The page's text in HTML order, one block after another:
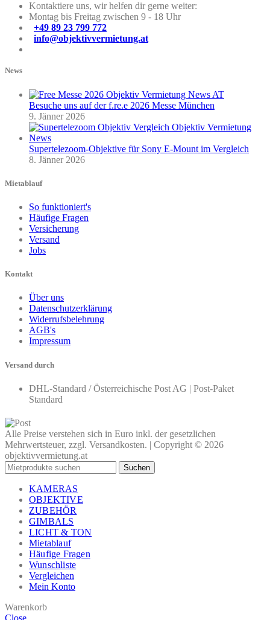
Kontaktiere uns, wir helfen dir gerne weiter:
Montag bis Freitag zwischen 9 - 18 Uhr
+49 89 23 799 772
info@objektivvermietung.at
News
Besuche uns auf der f.re.e 2026 Messe München
9. Jänner 2026
Supertelezoom-Objektive für Sony E-Mount im Vergleich
8. Jänner 2026
Mietablauf
So funktioniert's
Häufige Fragen
Versicherung
Versand
Jobs
Kontakt
Über uns
Datenschutzerklärung
Widerrufsbelehrung
AGB's
Impressum
Versand durch
DHL-Standard / Österreichische Post AG | Post-Paket
Standard
Alle Preise verstehen sich in Euro inkl. der gesetzlichen
Mehrwertsteuer, zzgl. Versandkosten. | Copyright © 2026
objektivvermietung.at
Suchen
KAMERAS
OBJEKTIVE
ZUBEHÖR
GIMBALS
LICHT & TON
Mietablauf
Häufige Fragen
Wunschliste
Vergleichen
Mein Konto
Warenkorb
Close